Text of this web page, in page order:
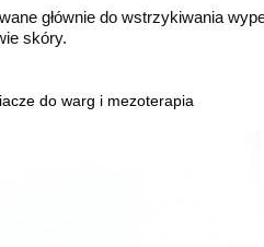
głównie do wstrzykiwania
skóry.
do warg i mezoterapia